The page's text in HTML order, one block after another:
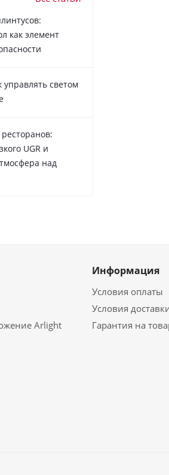
как элемент
управлять светом
UGR и
над
Arlight
Информация
Условия оплаты
Условия
Гарантия на